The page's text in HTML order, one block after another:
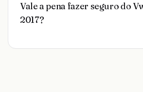
Vale a pena fazer seguro do
2017?